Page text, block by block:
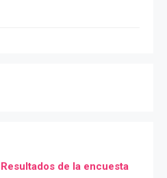
Resultados de la encuesta